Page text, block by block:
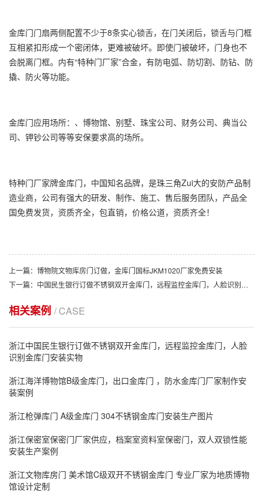
金库门门扇两侧配置不少于8条实心锁舌，在门关闭后，锁舌与门框
互相紧扣形成一个密闭体，更难被破坏。即使门被破坏，门身也不
会脱离门框。内有“特种门厂家”合金，有防电弧、防切割、防钻、防
撬、防火等功能。
金库门应用场所：、博物馆、别墅、珠宝公司、财务公司、典当公
司、钾钞公司等等安保要求高的场所。
特种门厂家牌金库门，中国知名品牌，是珠三角Zui大的安防产品制
造业商，公司有强大的研发、制作、施工、售后服务团队，产品全
国免费发货，资质齐全，包直销，价格公道，资质齐全！
上一篇：博物院文物库房门订做，金库门国标JKM1020厂家免费安装
下一篇：中国民生银行订做不锈钢双开金库门，远程监控金库门，人脸识别金库门安装实物
相关案例 / CASE
浙江中国民生银行订做不锈钢双开金库门，远程监控金库门，人脸
识别金库门安装实物
浙江海洋博物馆B级金库门，出口金库门 ，防水金库门厂家制作安
装案例
浙江枪弹库门 A级金库门 304不锈钢金库门安装生产图片
浙江保密室保密门厂家供应，档案室资料室保密门，双人双锁性能
安装生产案例
浙江文物库房门 美术馆C级双开不锈钢金库门 专业厂家为地质博物
馆设计定制